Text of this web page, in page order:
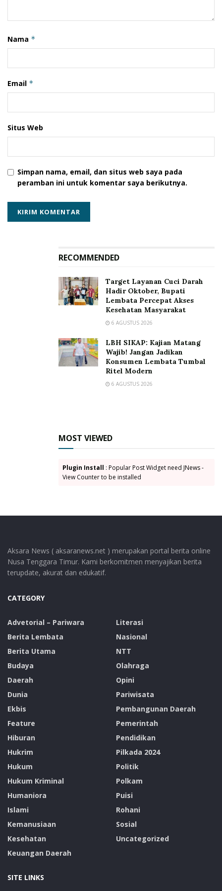
Kota Lewoleba Kabupaten Lembata.(Leyn)
Tags:
Festival Lamaholot
Nelayan Pesisir
Parade Laut
Rally Wisata Bahari 4 Teluk
Nama *
Email *
Situs Web
Simpan nama, email, dan situs web saya pada
peramban ini untuk komentar saya berikutnya.
RECOMMENDED
Target Layanan Cuci Darah
Hadir Oktober, Bupati
Lembata Percepat Akses
Kesehatan Masyarakat
6 AGUSTUS 2026
LBH SIKAP: Kajian Matang
Wajib! Jangan Jadikan
Konsumen Lembata Tumbal
Ritel Modern
6 AGUSTUS 2026
MOST VIEWED
Plugin Install : Popular Post Widget need JNews -
View Counter to be installed
Aksara News ( aksaranews.net ) merupakan portal berita online
Nusa Tenggara Timur. Kami berkomitmen menyajikan berita
terupdate, akurat dan edukatif.
CATEGORY
Advetorial – Pariwara
Berita Lembata
Berita Utama
Budaya
Daerah
Dunia
Ekbis
Feature
Hiburan
Hukrim
Hukum
Hukum Kriminal
Humaniora
Islami
Kemanusiaan
Kesehatan
Keuangan Daerah
Literasi
Nasional
NTT
Olahraga
Opini
Pariwisata
Pembangunan Daerah
Pemerintah
Pendidikan
Pilkada 2024
Politik
Polkam
Puisi
Rohani
Sosial
Uncategorized
SITE LINKS